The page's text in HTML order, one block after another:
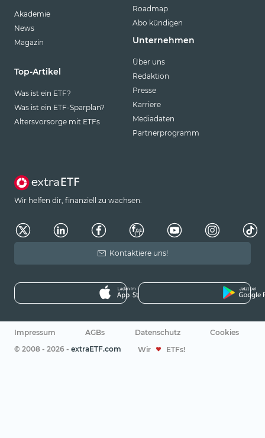
Akademie
News
Magazin
Top-Artikel
Was ist ein ETF?
Was ist ein ETF-Sparplan?
Altersvorsorge mit ETFs
Roadmap
Abo kündigen
Unternehmen
Über uns
Redaktion
Presse
Karriere
Mediadaten
Partnerprogramm
Wir helfen dir, finanziell zu wachsen.
Kontaktiere uns!
Impressum AGBs Datenschutz
Cookies
© 2008 - 2026 - extraETF.com Wir ETFs!